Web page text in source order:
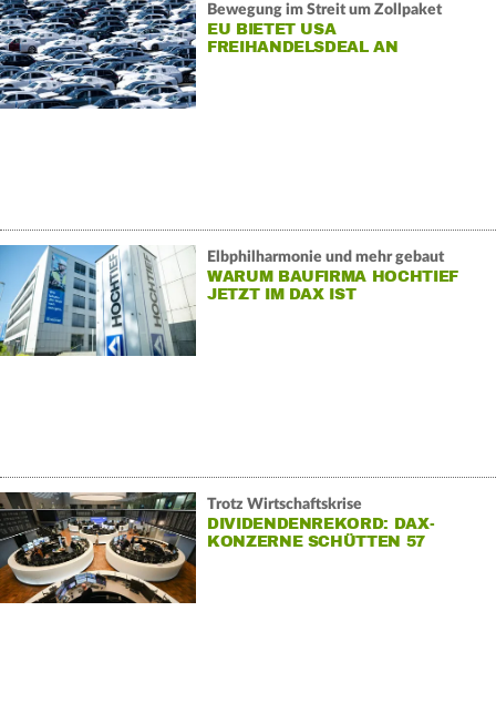
Bewegung im Streit um Zollpaket
EU BIETET USA
FREIHANDELSDEAL AN
Elbphilharmonie und mehr gebaut
WARUM BAUFIRMA HOCHTIEF
JETZT IM DAX IST
Trotz Wirtschaftskrise
DIVIDENDENREKORD: DAX-
KONZERNE SCHÜTTEN 57